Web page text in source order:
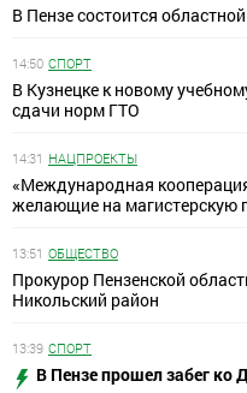
В Пензе состоится
14:50 СПОРТ
В Кузнецке к новому
сдачи норм ГТО
14:31 НАЦПРОЕКТЫ
«Международная
желающие на магистерскую
13:51 ОБЩЕСТВО
Прокурор Пензенской
Никольский район
13:39 СПОРТ
В Пензе прошел забег ко